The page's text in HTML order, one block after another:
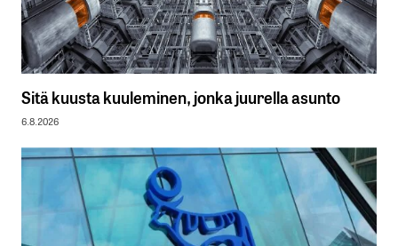
Sitä kuusta kuuleminen, jonka juurella asunto
6.8.2026